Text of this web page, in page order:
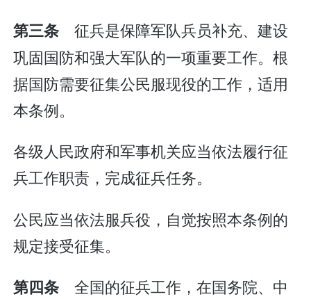
第三条 征兵是保障军队兵员补充、建设
巩固国防和强大军队的一项重要工作。根
据国防需要征集公民服现役的工作，适用
本条例。
各级人民政府和军事机关应当依法履行征
兵工作职责，完成征兵任务。
公民应当依法服兵役，自觉按照本条例的
规定接受征集。
第四条 全国的征兵工作，在国务院、中